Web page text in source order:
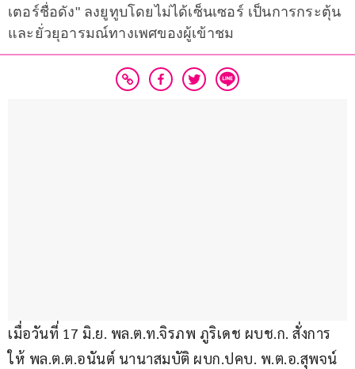
เตอร์ชื่อดัง" ลงยูทูบโดยไม่ได้เซ็นเซอร์ เป็นการกระตุ้น
และยั่วยุอารมณ์ทางเพศของผู้เข้าชม
เมื่อวันที่ 17 มิ.ย. พล.ต.ท.จิรภพ ภูริเดช ผบช.ก. สั่งการ
ให้ พล.ต.ต.อนันต์ นานาสมบัติ ผบก.ปคบ. พ.ต.อ.สุพจน์